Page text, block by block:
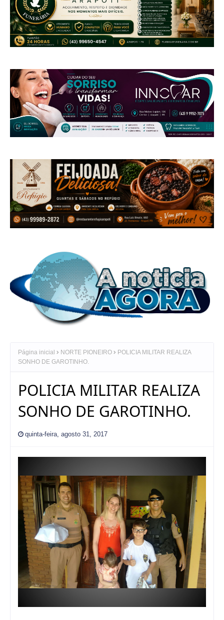
Página inicial NORTE PIONEIRO
POLICIA MILITAR REALIZA
SONHO DE GAROTINHO.
POLICIA MILITAR REALIZA
SONHO DE GAROTINHO.
quinta-feira, agosto 31, 2017